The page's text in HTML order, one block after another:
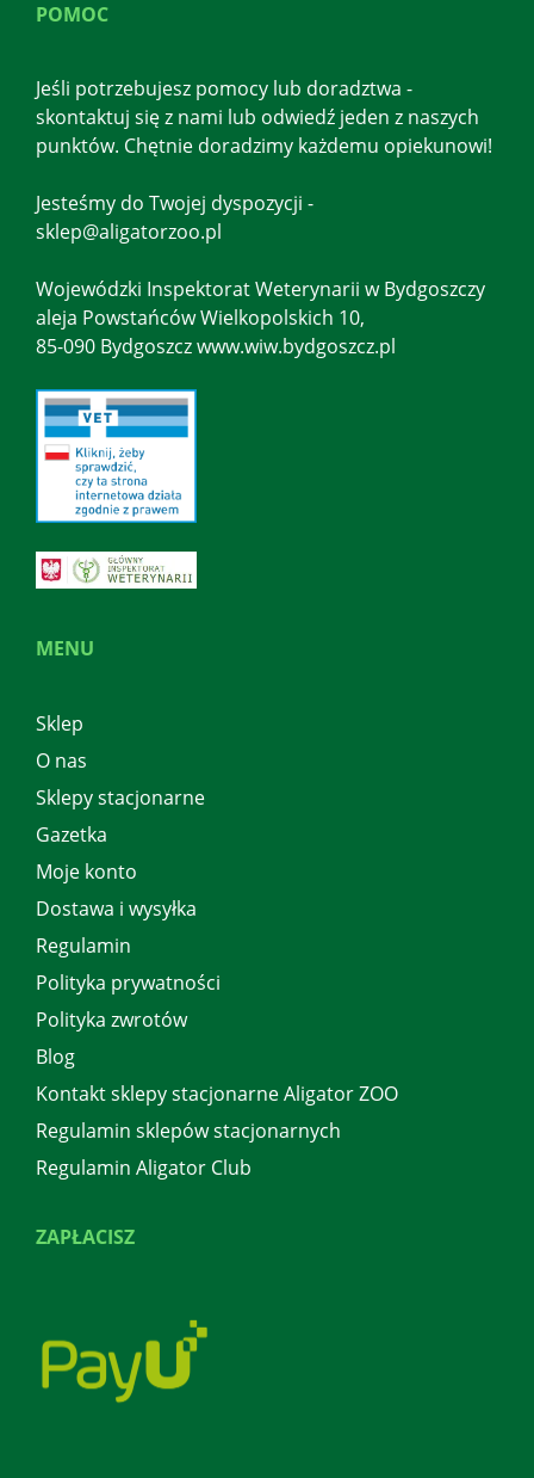
MENU
Sklep
O nas
Sklepy stacjonarne
Gazetka
Moje konto
Dostawa i wysyłka
Regulamin
Polityka prywatności
Polityka zwrotów
Blog
Kontakt sklepy stacjonarne Aligator ZOO
Regulamin sklepów stacjonarnych
Regulamin Aligator Club
ZAPŁACISZ
POMOC
Jeśli potrzebujesz pomocy lub doradztwa -
skontaktuj się z nami lub odwiedź jeden z naszych
punktów. Chętnie doradzimy każdemu opiekunowi!
Jesteśmy do Twojej dyspozycji -
sklep@aligatorzoo.pl
Wojewódzki Inspektorat Weterynarii w Bydgoszczy
aleja Powstańców Wielkopolskich 10,
85-090 Bydgoszcz www.wiw.bydgoszcz.pl